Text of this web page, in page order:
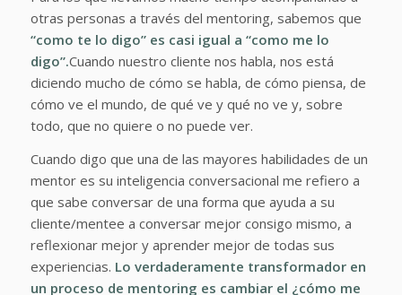
otras personas a través del mentoring, sabemos que
“como te lo digo” es casi igual a “como me lo
digo”.Cuando nuestro cliente nos habla, nos está
diciendo mucho de cómo se habla, de cómo piensa, de
cómo ve el mundo, de qué ve y qué no ve y, sobre
todo, que no quiere o no puede ver.
Cuando digo que una de las mayores habilidades de un
mentor es su inteligencia conversacional me refiero a
que sabe conversar de una forma que ayuda a su
cliente/mentee a conversar mejor consigo mismo, a
reflexionar mejor y aprender mejor de todas sus
experiencias. Lo verdaderamente transformador en
un proceso de mentoring es cambiar el ¿cómo me